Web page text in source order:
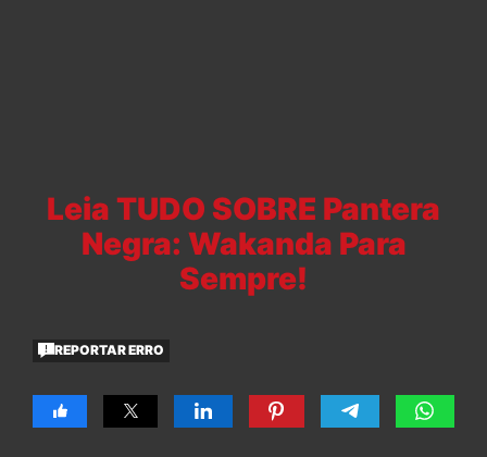
Leia TUDO SOBRE Pantera
Negra: Wakanda Para
Sempre!
REPORTAR ERRO